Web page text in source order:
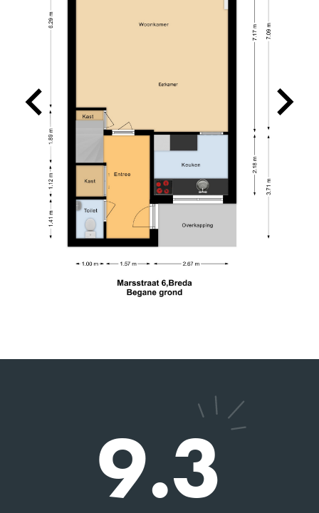
9.3
absolute aanrader!
10 TINO SPRANGERS
Charles heeft ons uitstekend geholpen bij de
verkoop van onze woning. Hij is een prettige
persoon en heeft goed geluisterd naar onze
wensen in relatie tot de actuele huizenmarkt. De
verkoop verliep voorspoedig. Wij bevelen zijn
dienstverlening van harte aan.
2026-05-13
9 DHR. SEELEN
ons huis en de taxatie van een andere. Alles
Hij is een hele aardige man en heeft veel kennis.
2026-05-14